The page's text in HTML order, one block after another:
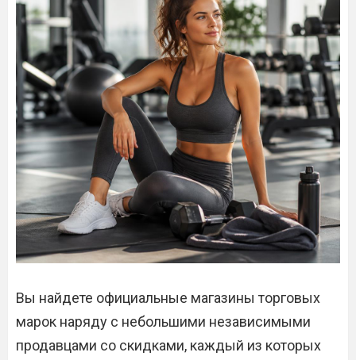
Вы найдете официальные магазины торговых
марок наряду с небольшими независимыми
продавцами со скидками, каждый из которых